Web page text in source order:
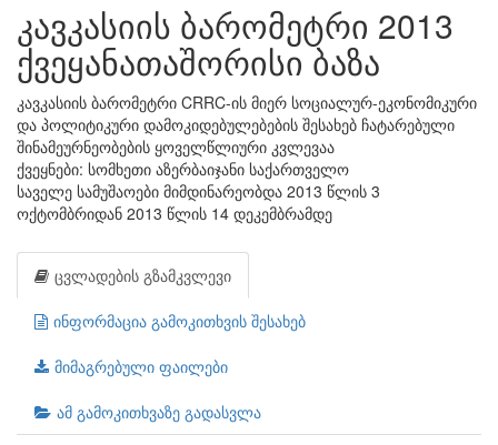
კავკასიის ბარომეტრი 2013
ქვეყანათაშორისი ბაზა
კავკასიის ბარომეტრი CRRC-ის მიერ სოციალურ-ეკონომიკური
და პოლიტიკური დამოკიდებულებების შესახებ ჩატარებული
შინამეურნეობების ყოველწლიური კვლევაა
ქვეყნები: სომხეთი აზერბაიჯანი საქართველო
საველე სამუშაოები მიმდინარეობდა 2013 წლის 3
ოქტომბრიდან 2013 წლის 14 დეკემბრამდე
ცვლადების გზამკვლევი
ინფორმაცია გამოკითხვის შესახებ
მიმაგრებული ფაილები
ამ გამოკითხვაზე გადასვლა